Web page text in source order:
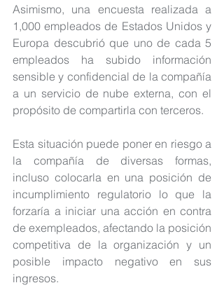
Asimismo, una encuesta realizada a
1,000 empleados de Estados Unidos y
Europa descubrió que uno de cada 5
empleados ha subido información
sensible y confidencial de la compañía
a un servicio de nube externa, con el
propósito de compartirla con terceros.
Esta situación puede poner en riesgo a
la compañía de diversas formas,
incluso colocarla en una posición de
incumplimiento regulatorio lo que la
forzaría a iniciar una acción en contra
de exempleados, afectando la posición
competitiva de la organización y un
posible impacto negativo en sus
ingresos.